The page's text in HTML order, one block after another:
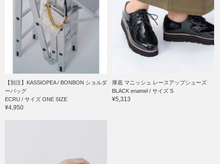
【別注】KASSIOPEA / BONBON ショルダ
ーバッグ
ECRU / サイズ ONE SIZE
¥4,950
厚底 マニッシュ レースアップシューズ
BLACK enamel / サイズ S
¥5,313